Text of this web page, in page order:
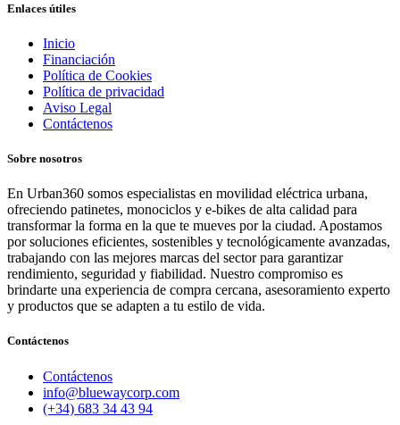
Enlaces útiles
Inicio
Financiación
Política de Cookies
Política de privacidad
Aviso Legal
Contáctenos
Sobre nosotros
En Urban360 somos especialistas en movilidad eléctrica urbana,
ofreciendo patinetes, monociclos y e-bikes de alta calidad para
transformar la forma en la que te mueves por la ciudad. Apostamos
por soluciones eficientes, sostenibles y tecnológicamente avanzadas,
trabajando con las mejores marcas del sector para garantizar
rendimiento, seguridad y fiabilidad. Nuestro compromiso es
brindarte una experiencia de compra cercana, asesoramiento experto
y productos que se adapten a tu estilo de vida.
Contáctenos
Contáctenos
info@bluewaycorp.com
(+34) 683 34 43 94